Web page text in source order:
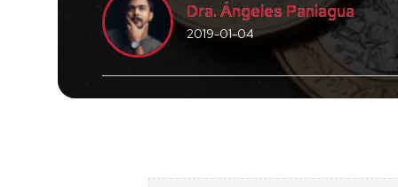
Dra. Ángeles Paniagua
2019-01-04